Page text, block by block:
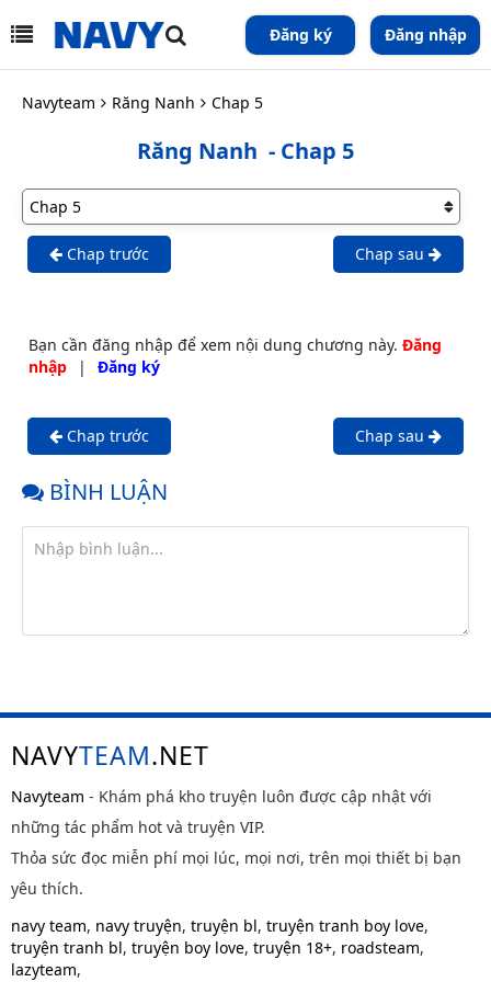
Đăng ký Đăng nhập
Navyteam Răng Nanh Chap 5
Răng Nanh - Chap 5
Chap trước Chap sau
Bạn cần đăng nhập để xem nội dung chương này. Đăng
nhập
| Đăng ký
Chap trước Chap sau
BÌNH LUẬN
NAVYTEAM.NET
Navyteam - Khám phá kho truyện luôn được cập nhật với
những tác phẩm hot và truyện VIP.
Thỏa sức đọc miễn phí mọi lúc, mọi nơi, trên mọi thiết bị bạn
yêu thích.
navy team, navy truyện, truyện bl, truyện tranh boy love,
truyện tranh bl, truyện boy love, truyện 18+, roadsteam,
lazyteam,